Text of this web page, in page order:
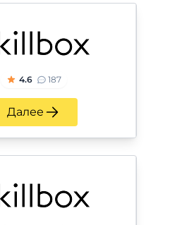
4.6 187
Далее